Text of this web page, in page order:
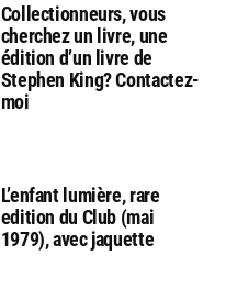
Collectionneurs, vous
cherchez un livre, une
édition d’un livre de
Stephen King? Contactez-
moi
L’enfant lumière, rare
edition du Club (mai
1979), avec jaquette